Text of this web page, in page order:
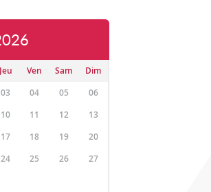
Jeu Ven Sam
Dim
03 04 05
06
10 11 12
13
17 18 19
20
24 25 26
27